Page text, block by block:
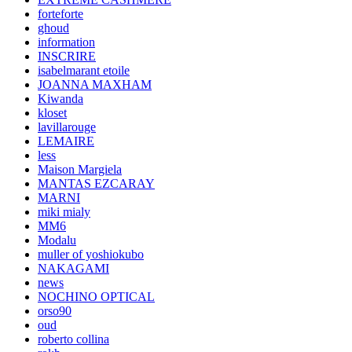
forteforte
ghoud
information
INSCRIRE
isabelmarant etoile
JOANNA MAXHAM
Kiwanda
kloset
lavillarouge
LEMAIRE
less
Maison Margiela
MANTAS EZCARAY
MARNI
miki mialy
MM6
Modalu
muller of yoshiokubo
NAKAGAMI
news
NOCHINO OPTICAL
orso90
oud
roberto collina